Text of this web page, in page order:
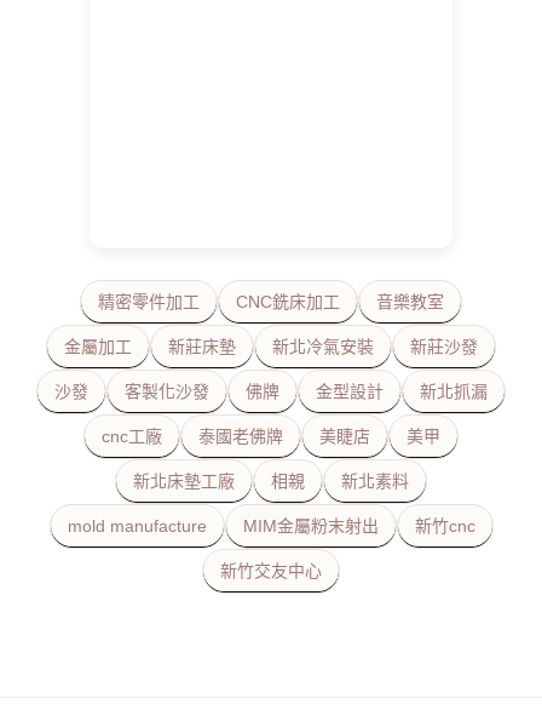
精密零件加工 CNC銑床加工 音樂教室
金屬加工 新莊床墊 新北冷氣安裝 新莊沙發
沙發 客製化沙發 佛牌 金型設計 新北抓漏
cnc工廠 泰國老佛牌 美睫店 美甲
新北床墊工廠 相親 新北素料
mold manufacture MIM金屬粉末射出 新竹cnc
新竹交友中心